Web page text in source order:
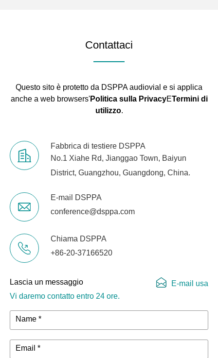
Contattaci
Questo sito è protetto da DSPPA audiovial e si applica
anche a web browsers'Politica sulla PrivacyETermini di
utilizzo.
Fabbrica di testiere DSPPA
No.1 Xiahe Rd, Jianggao Town, Baiyun
District, Guangzhou, Guangdong, China.
E-mail DSPPA
conference@dsppa.com
Chiama DSPPA
+86-20-37166520
Lascia un messaggio
Vi daremo contatto entro 24 ore.
E-mail usa
Name *
Email *